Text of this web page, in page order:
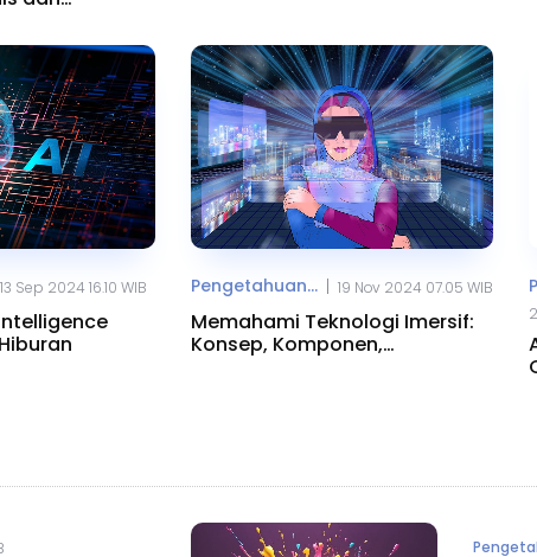
13 Sep 2024 16.10 WIB Pengetahuan... | 19 Nov 2024 07.05 WIB
Memahami Teknologi Imersif:
Konsep, Komponen,